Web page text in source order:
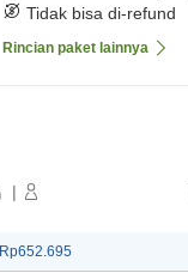
Tidak bisa di-refund
Rincian paket lainnya
|
Rp652.695